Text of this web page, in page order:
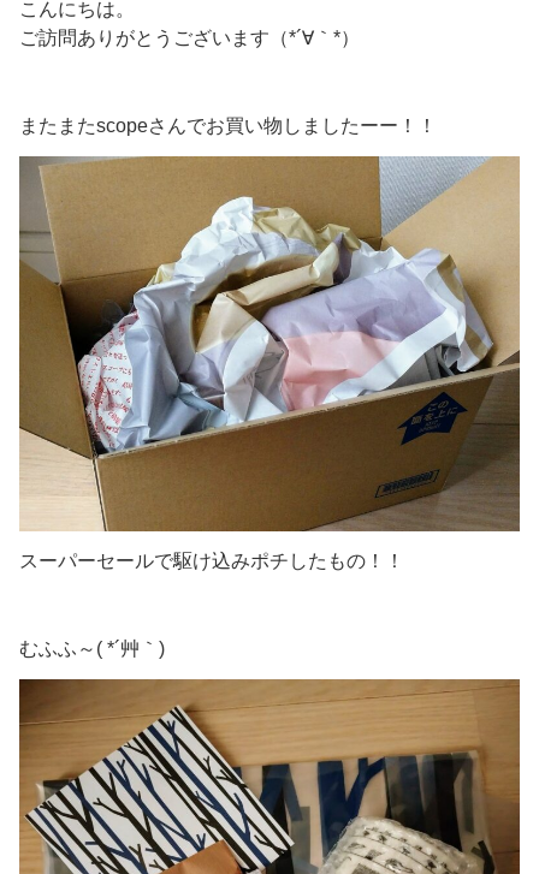
こんにちは。
ご訪問ありがとうございます（*´∀｀*）
またまたscopeさんでお買い物しましたーー！！
スーパーセールで駆け込みポチしたもの！！
むふふ～( *´艸｀)